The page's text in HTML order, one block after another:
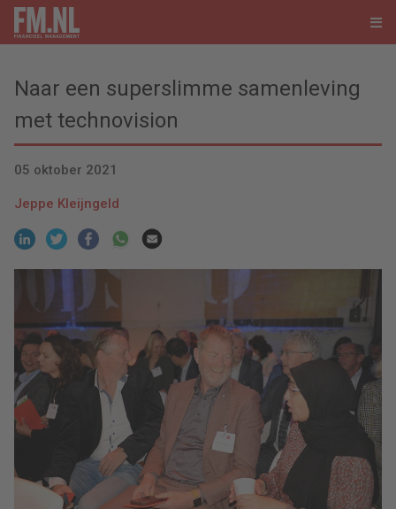
Naar een superslimme samenleving
met technovision
05 oktober 2021
Jeppe Kleijngeld